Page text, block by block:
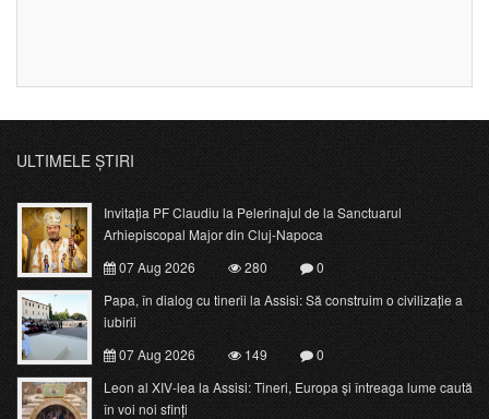
ULTIMELE ȘTIRI
Invitația PF Claudiu la Pelerinajul de la Sanctuarul
Arhiepiscopal Major din Cluj-Napoca
07 Aug 2026
280
0
Papa, în dialog cu tinerii la Assisi: Să construim o civilizație a
iubirii
07 Aug 2026
149
0
Leon al XIV-lea la Assisi: Tineri, Europa și întreaga lume caută
în voi noi sfinți